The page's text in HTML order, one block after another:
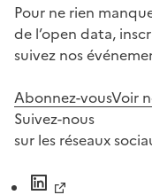
Pour ne rien
de l’open data,
suivez nos
Abonnez-vousVoir
Suivez-nous
sur les réseaux